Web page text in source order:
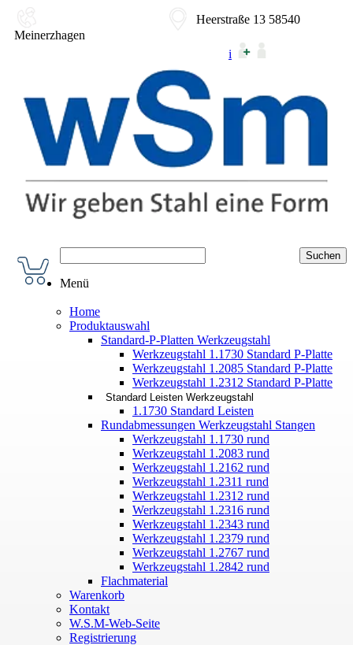
Heerstraße 13 58540
Meinerzhagen
i
Menü
Home
Produktauswahl
Standard-P-Platten Werkzeugstahl
Werkzeugstahl 1.1730 Standard P-Platte
Werkzeugstahl 1.2085 Standard P-Platte
Werkzeugstahl 1.2312 Standard P-Platte
Standard Leisten Werkzeugstahl
1.1730 Standard Leisten
Rundabmessungen Werkzeugstahl Stangen
Werkzeugstahl 1.1730 rund
Werkzeugstahl 1.2083 rund
Werkzeugstahl 1.2162 rund
Werkzeugstahl 1.2311 rund
Werkzeugstahl 1.2312 rund
Werkzeugstahl 1.2316 rund
Werkzeugstahl 1.2343 rund
Werkzeugstahl 1.2379 rund
Werkzeugstahl 1.2767 rund
Werkzeugstahl 1.2842 rund
Flachmaterial
Warenkorb
Kontakt
W.S.M-Web-Seite
Registrierung